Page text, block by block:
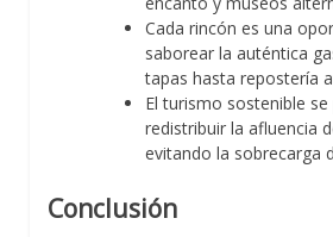
Cada rincón es una
saborear la auténtica
tapas hasta repostería
El turismo sostenible
redistribuir la afluencia
evitando la sobrecarga
Conclusión